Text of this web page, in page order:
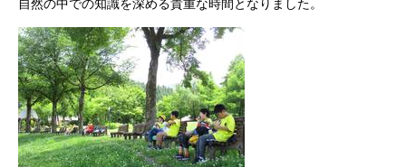
自然の中での知識を深める貴重な時間となりました。